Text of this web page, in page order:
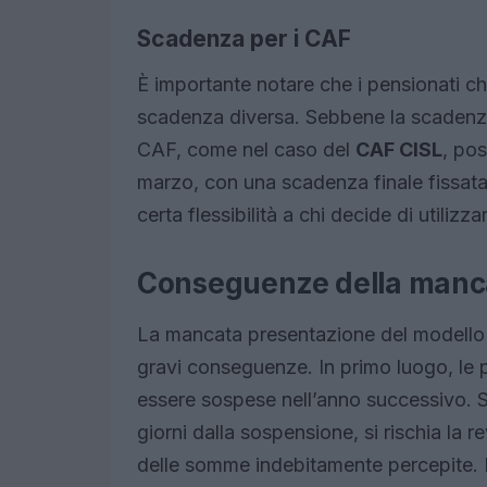
Scadenza per i CAF
È importante notare che i pensionati
scadenza diversa. Sebbene la
CAF, come nel caso del CAF CISL,
marzo, con una scadenza finale
certa flessibilità a chi decide di
Conseguenze della
La mancata presentazione del modello
gravi conseguenze. In primo luogo,
essere sospese nell’anno
giorni dalla sospensione, si rischia la
delle somme indebitamente